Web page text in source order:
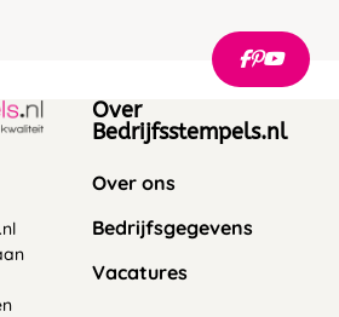
Over
Bedrijfsstempels.nl
Over ons
Bedrijfsgegevens
Vacatures